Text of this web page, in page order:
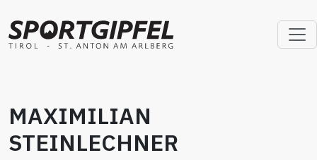
MAXIMILIAN
STEINLECHNER